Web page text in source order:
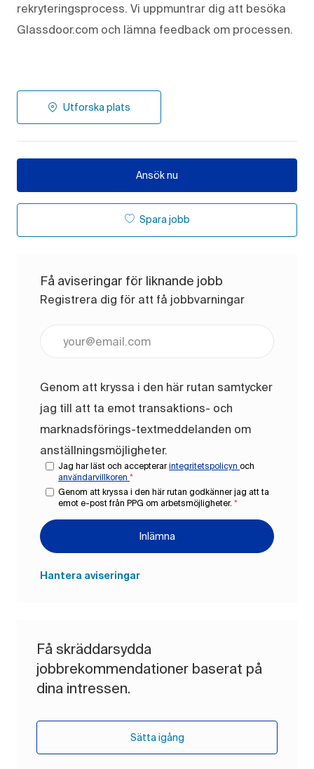
rekryteringsprocess. Vi uppmuntrar dig att besöka
Glassdoor.com och lämna feedback om processen.
Utforska plats
Ansök nu
Spara jobb
Få aviseringar för liknande jobb
Registrera dig för att få jobbvarningar
Genom att kryssa i den här rutan samtycker
jag till att ta emot transaktions- och
marknadsförings-textmeddelanden om
anställningsmöjligheter.
Jag har läst och accepterarintegritetspolicyn och
användarvillkoren *
Genom att kryssa i den här rutan godkänner jag att ta
emot e-post från PPG om arbetsmöjligheter. *
Inlämna
Hantera aviseringar
Få skräddarsydda
jobbrekommendationer baserat på
dina intressen.
Sätta igång